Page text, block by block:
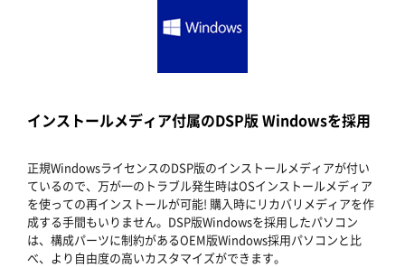
インストールメディア付属のDSP版 Windowsを採用
正規WindowsライセンスのDSP版のインストールメディアが付い
ているので、万が一のトラブル発生時はOSインストールメディア
を使っての再インストールが可能! 購入時にリカバリメディアを作
成する手間もいりません。DSP版Windowsを採用したパソコン
は、構成パーツに制約があるOEM版Windows採用パソコンと比
べ、より自由度の高いカスタマイズができます。